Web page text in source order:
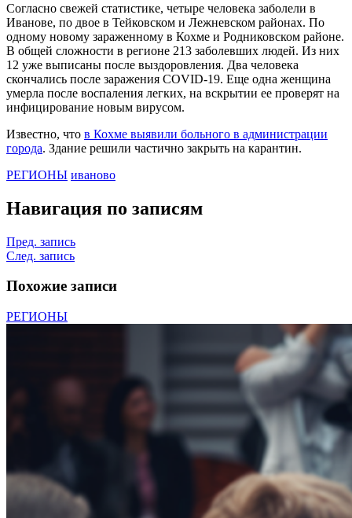
Согласно свежей статистике, четыре человека заболели в
Иванове, по двое в Тейковском и Лежневском районах. По
одному новому зараженному в Кохме и Родниковском районе.
В общей сложности в регионе 213 заболевших людей. Из них
12 уже выписаны после выздоровления. Два человека
скончались после заражения COVID-19. Еще одна женщина
умерла после воспаления легких, на вскрытии ее проверят на
инфицирование новым вирусом.
Известно, что в Кохме выявили больного в администрации
города. Здание решили частично закрыть на карантин.
РЕГИОНЫ иваново
Навигация по записям
Пред. запись
След. запись
Похожие записи
РЕГИОНЫ